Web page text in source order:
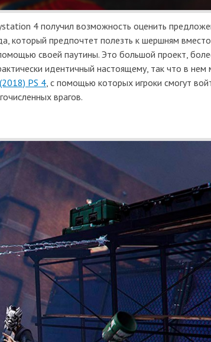
4 получил возможность оценить
который предпочтет полезть к шершням вместо
своей паутины. Это большой проект,
идентичный настоящему, так что в
PS 4 , с помощью которых игроки смогут
врагов.